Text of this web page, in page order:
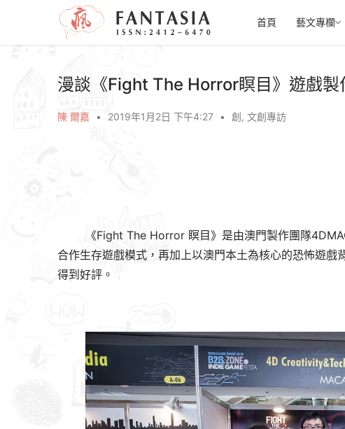
首頁 藝文專欄
漫談《Fight The Horror瞑目》遊戲製
陳 爾嘉 • 2019年1月2日 下午4:27 • 創 , 文創專訪
《Fight The Horror 瞑目》是由澳門製作團隊
合作生存遊戲模式，再加上以澳門本土為核心的恐怖遊
得到好評。